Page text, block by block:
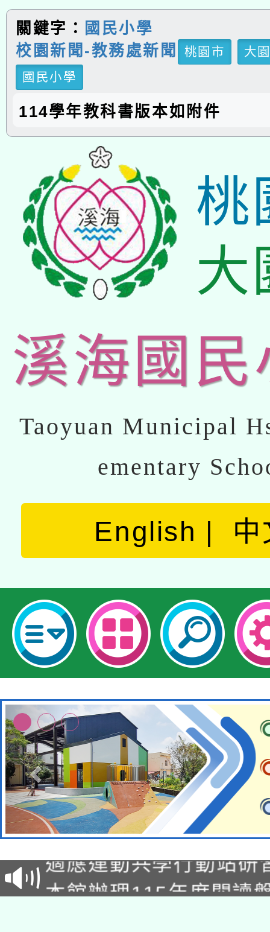
關鍵字：
國民小學
校園新聞-教務處新聞
桃園市
大
國民小學
114學年教科書版本如附件
桃
大
溪海國民
Taoyuan Municipal
ementary
English 中
本校115學年度第2次
招甄選結果公告(無人
招)
本館辦理115年度閱讀